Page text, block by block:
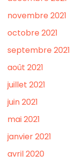
novembre 2021
octobre 2021
septembre 2021
août 2021
juillet 2021
juin 2021
mai 2021
janvier 2021
avril 2020